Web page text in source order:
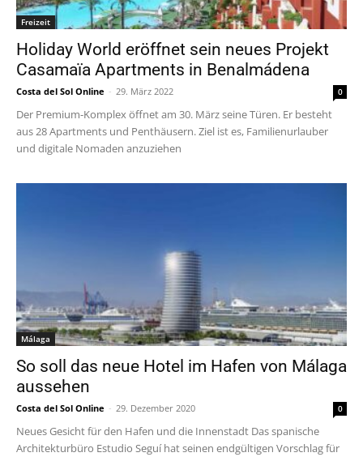
Freizeit
Holiday World eröffnet sein neues Projekt
Casamaïa Apartments in Benalmádena
Costa del Sol Online - 29. März 2022 0
Der Premium-Komplex öffnet am 30. März seine Türen. Er besteht
aus 28 Apartments und Penthäusern. Ziel ist es, Familienurlauber
und digitale Nomaden anzuziehen
Málaga
So soll das neue Hotel im Hafen von Málaga
aussehen
Costa del Sol Online - 29. Dezember 2020 0
Neues Gesicht für den Hafen und die Innenstadt Das spanische
Architekturbüro Estudio Seguí hat seinen endgültigen Vorschlag für